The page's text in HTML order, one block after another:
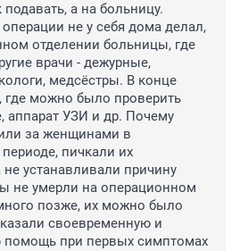
а на больницу.
не у себя дома делал,
отделении больницы, где
врачи - дежурные,
медсёстры. В конце
где можно было проверить
аппарат УЗИ и др. Почему
за женщинами в
пичкали их
устанавливали причину
не умерли на операционном
позже, их можно было
своевременную и
при первых симптомах